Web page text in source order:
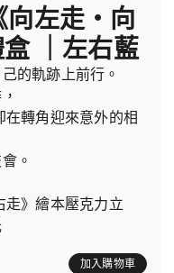
左走・向
｜左右藍
的軌跡上前行。
在轉角迎來意外的相
。
走》繪本壓克力立
加入購物車